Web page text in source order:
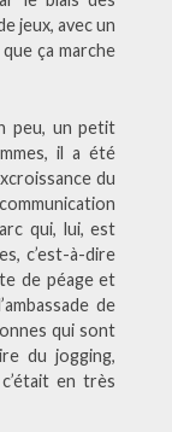
jeux, avec un
ça marche
peu, un petit
il a été
du
qui, lui, est
c’est-à-dire
de péage et
de
qui sont
du jogging,
en très